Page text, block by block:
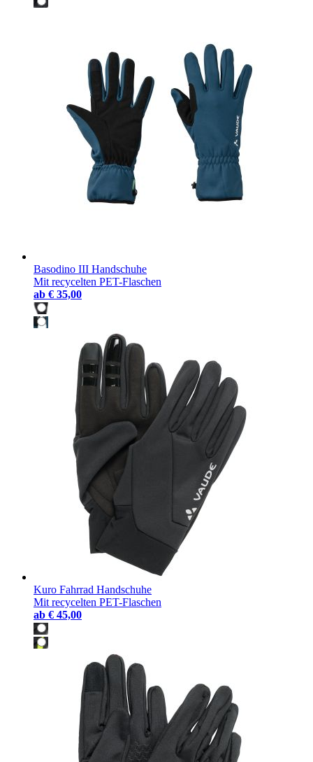
Basodino III Handschuhe
Mit recycelten PET-Flaschen
ab € 35,00
Kuro Fahrrad Handschuhe
Mit recycelten PET-Flaschen
ab € 45,00